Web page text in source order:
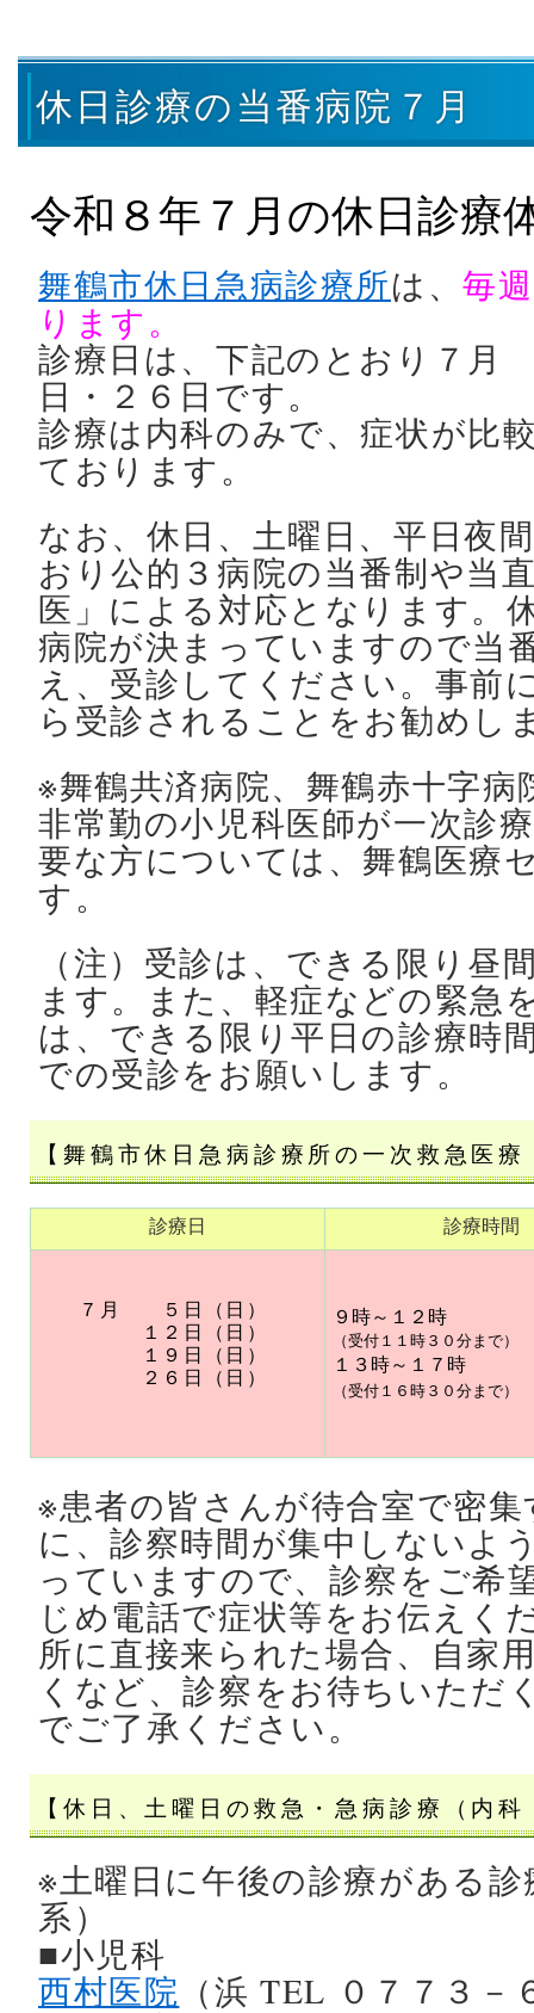
休日診療の当番病院７月
令和８年７月の休日診療
舞鶴市休日急病診療所は、毎週
ります。
診療日は、下記のとおり７月
日・２６日です。
診療は内科のみで、症状が比
ております。
なお、休日、土曜日、平日夜
おり公的３病院の当番制や当
医」による対応となります。
病院が決まっていますので当
え、受診してください。事前
ら受診されることをお勧めし
※舞鶴共済病院、舞鶴赤十字
非常勤の小児科医師が一次診
要な方については、舞鶴医療
す。
（注）受診は、できる限り昼
ます。また、軽症などの緊急
は、できる限り平日の診療時
での受診をお願いします。
【舞鶴市休日急病診療所の一次救急医
診療日 診療時間
７ 月 ５日（日）
１２日（日）
１９日（日）
２６日（日）
９時～１２時
（受付１１時３０分まで）
１３時～１７時
（受付１６時３０分まで）
※患者の皆さんが待合室で密
に、診察時間が集中しないよ
っていますので、診察をご希
じめ電話で症状等をお伝えく
所に直接来られた場合、自家
くなど、診察をお待ちいただ
でご了承ください。
【休日、土曜日の救急・急病診療（内
※土曜日に午後の診療がある
系）
■小児科
西村医院 （浜 TEL ０７７３